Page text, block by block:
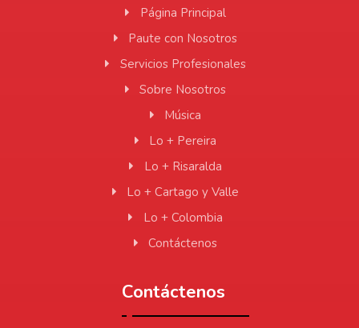
Página Principal
Paute con Nosotros
Servicios Profesionales
Sobre Nosotros
Música
Lo + Pereira
Lo + Risaralda
Lo + Cartago y Valle
Lo + Colombia
Contáctenos
Contáctenos